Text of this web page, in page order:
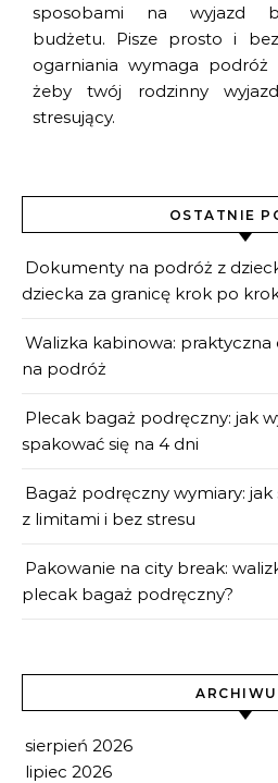
sposobami na wyjazd
budżetu. Pisze prosto i
ogarniania wymaga podróż
żeby twój rodzinny
stresujący.
OSTATNIE
Dokumenty na podróż z
dziecka za granicę krok po
Walizka kabinowa:
na podróż
Plecak bagaż podręczny: jak
spakować się na 4 dni
Bagaż podręczny wymiary:
z limitami i bez stresu
Pakowanie na city break:
plecak bagaż podręczny?
sierpień 2026
lipiec 2026